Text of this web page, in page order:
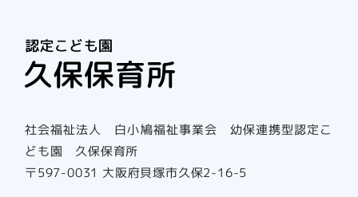
社会福祉法人 白小鳩福祉事業会 幼保連携型認定こ
ども園 久保保育所
〒597-0031 大阪府貝塚市久保2-16-5